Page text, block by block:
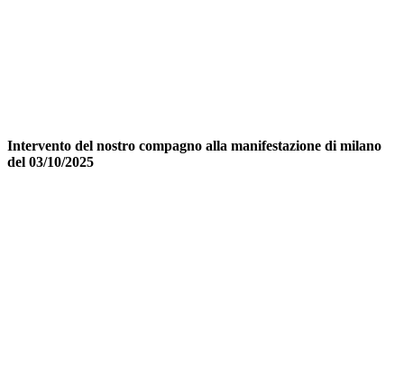
Intervento del nostro compagno alla manifestazione di milano
del 03/10/2025